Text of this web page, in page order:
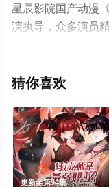
星辰影院国产动漫
演执导，众多演员
清无删减完整版动
猜你喜欢
更新至第94集